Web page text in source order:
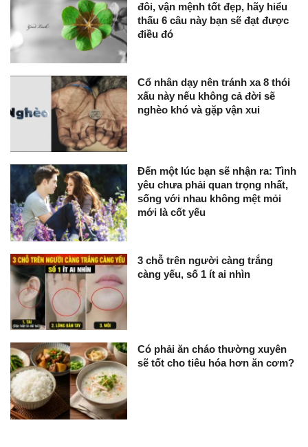
đôi, vận mệnh tốt đẹp, hãy hiểu
thấu 6 câu này bạn sẽ đạt được
điều đó
Cổ nhân dạy nên tránh xa 8 thói
xấu này nếu không cả đời sẽ
nghèo khó và gặp vận xui
Đến một lúc bạn sẽ nhận ra: Tình
yêu chưa phải quan trọng nhất,
sống với nhau không mệt mỏi
mới là cốt yếu
3 chỗ trên người càng trắng
càng yếu, số 1 ít ai nhìn
Có phải ăn cháo thường xuyên
sẽ tốt cho tiêu hóa hơn ăn cơm?